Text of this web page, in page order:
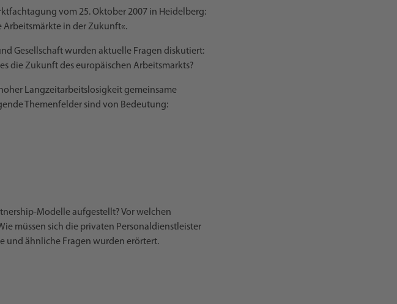
vom 25. Oktober 2007 in Heidelberg:
Arbeitsmärkte in der Zukunft«.
Gesellschaft wurden aktuelle Fragen diskutiert:
die Zukunft des europäischen Arbeitsmarkts?
Langzeitarbeitslosigkeit gemeinsame
Themenfelder sind von Bedeutung:
Modelle aufgestellt? Vor welchen
müssen sich die privaten Personaldienstleister
und ähnliche Fragen wurden erörtert.